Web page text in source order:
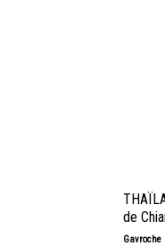
de
Gavroche